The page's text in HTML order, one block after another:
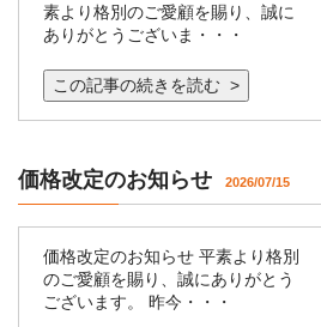
素より格別のご愛顧を賜り、誠に
ありがとうございま・・・
この記事の続きを読む >
価格改定のお知らせ 2026/07/15
価格改定のお知らせ 平素より格別
のご愛顧を賜り、誠にありがとう
ございます。 昨今・・・